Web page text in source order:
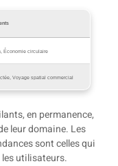
Économie circulaire
Voyage spatial commercial
en permanence,
leur domaine. Les
sont celles qui
utilisateurs.